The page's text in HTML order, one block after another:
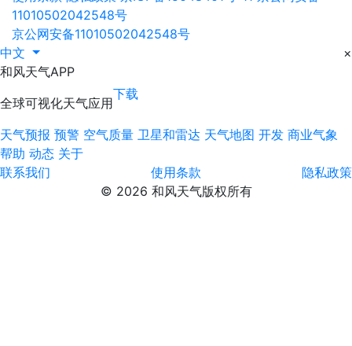
11010502042548号
京公网安备11010502042548号
中文
×
和风天气APP
全球可视化天气应用
下载
天气预报 预警 空气质量 卫星和雷达 天气地图 开发 商业气象
帮助 动态 关于
联系我们
使用条款
隐私政策
© 2026 和风天气版权所有